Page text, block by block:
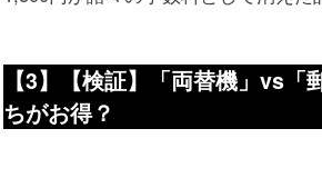
【3】【検証】「両替機」vs「
ちがお得？